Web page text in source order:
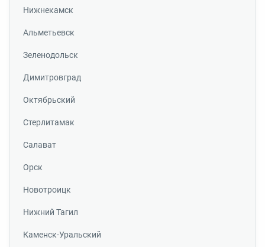
Нижнекамск
Альметьевск
Зеленодольск
Димитровград
Октябрьский
Стерлитамак
Салават
Орск
Новотроицк
Нижний Тагил
Каменск-Уральский